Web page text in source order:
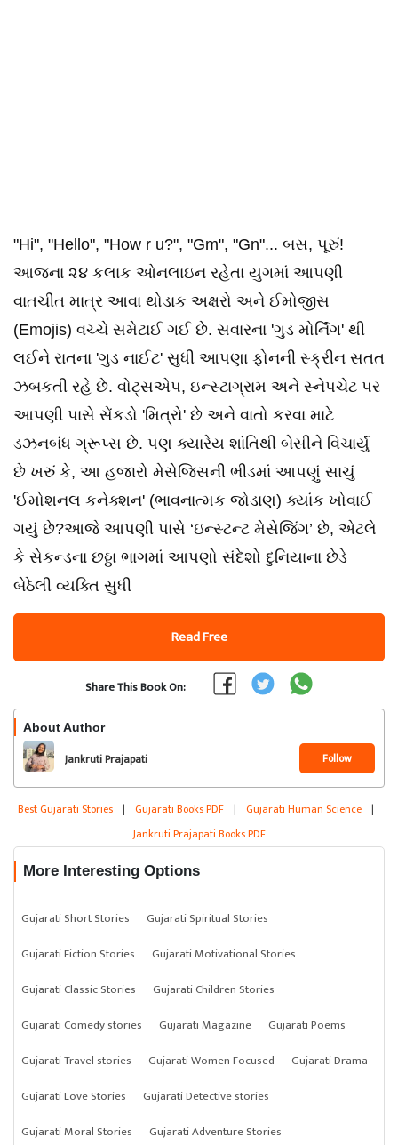
"Hi", "Hello", "How r u?", "Gm", "Gn"... બસ, પૂરું!
આજના ૨૪ કલાક ઓનલાઇન રહેતા યુગમાં આપણી
વાતચીત માત્ર આવા થોડાક અક્ષરો અને ઈમોજીસ
(Emojis) વચ્ચે સમેટાઈ ગઈ છે. સવારના 'ગુડ મોર્નિંગ' થી
લઈને રાતના 'ગુડ નાઈટ' સુધી આપણા ફોનની સ્ક્રીન સતત
ઝબકતી રહે છે. વોટ્સએપ, ઇન્સ્ટાગ્રામ અને સ્નેપચેટ પર
આપણી પાસે સેંકડો 'મિત્રો' છે અને વાતો કરવા માટે
ડઝનબંધ ગ્રૂપ્સ છે. પણ ક્યારેય શાંતિથી બેસીને વિચાર્યું
છે ખરું કે, આ હજારો મેસેજિસની ભીડમાં આપણું સાચું
'ઈમોશનલ કનેક્શન' (ભાવનાત્મક જોડાણ) ક્યાંક ખોવાઈ
ગયું છે?આજે આપણી પાસે ‘ઇન્સ્ટન્ટ મેસેજિંગ’ છે, એટલે
કે સેકન્ડના છઠ્ઠા ભાગમાં આપણો સંદેશો દુનિયાના છેડે
બેઠેલી વ્યક્તિ સુધી
Read Free
Share This Book On:
About Author
Jankruti Prajapati Follow
Best Gujarati Stories | Gujarati Books PDF | Gujarati Human Science |
Jankruti Prajapati Books PDF
More Interesting Options
Gujarati Short Stories
Gujarati Spiritual Stories
Gujarati Fiction Stories
Gujarati Motivational Stories
Gujarati Classic Stories
Gujarati Children Stories
Gujarati Comedy stories
Gujarati Magazine
Gujarati Poems
Gujarati Travel stories
Gujarati Women Focused
Gujarati Drama
Gujarati Love Stories
Gujarati Detective stories
Gujarati Moral Stories
Gujarati Adventure Stories